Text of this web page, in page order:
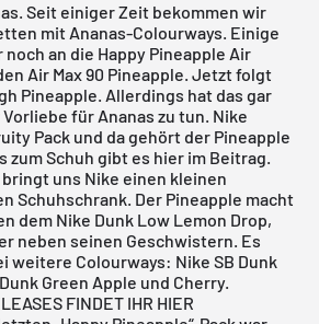
Seit einiger Zeit bekommen wir
mit Ananas-Colourways. Einige
an die Happy Pineapple Air
Air Max 90 Pineapple. Jetzt folgt
Pineapple. Allerdings hat das gar
für Ananas zu tun. Nike
Pack und da gehört der Pineapple
zum Schuh gibt es hier im Beitrag.
uns Nike einen kleinen
Schuhschrank. Der Pineapple macht
dem Nike Dunk Low Lemon Drop,
neben seinen Geschwistern. Es
weitere Colourways: Nike SB Dunk
Green Apple und Cherry.
FINDET IHR HIER